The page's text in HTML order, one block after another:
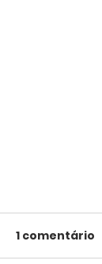
1 comentário